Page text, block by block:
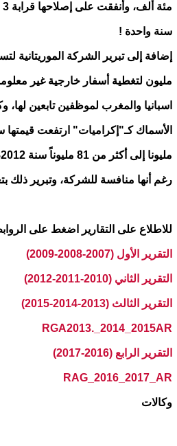
سنة واحدة !
مليون لتغطية أسفار خارجية غير
اسبانيا والمغرب لموظفين تابعين لها،
رغم أنها منافسة للشركة، وتبرير ذلك
للاطلاع على التقارير اضغط على
التقرير الأول (2007-2008-2009)
التقرير الثاني (2010-2011-2012)
التقرير الثالث (2013-2014-2015)
RGA2013._2014_2015AR
التقرير الرابع (2016-2017)
RAG_2016_2017_AR
وكالات